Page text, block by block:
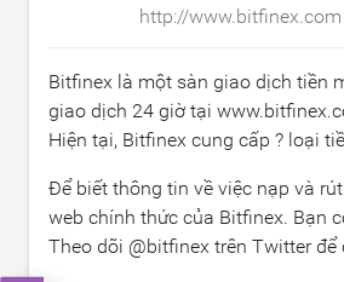
http://www.bitfinex.com
Bitfinex là một sàn giao dịch tiền
giao dịch 24 giờ tại
Hiện tại, Bitfinex cung cấp ? loại
Để biết thông tin về việc nạp và
web chính thức của Bitfinex. Bạn
Theo dõi @bitfinex trên Twitter